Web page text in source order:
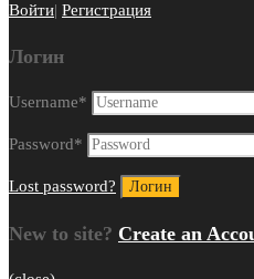
Войти| Регистрация
Логин
Username*
Password*
Lost password?
New to site? Create an